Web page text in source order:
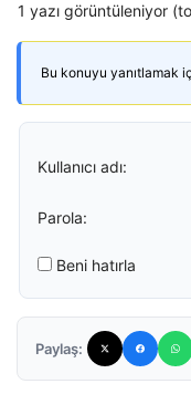
1 yazı görüntüleniyor
Bu konuyu yanıtlamak
Kullanıcı adı:
Parola:
Beni hatırla
Paylaş: